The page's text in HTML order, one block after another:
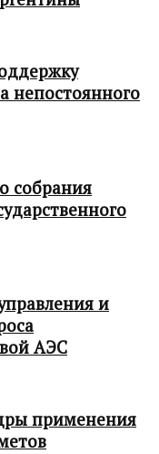
непостоянного
собрания
и
АЭС
применения